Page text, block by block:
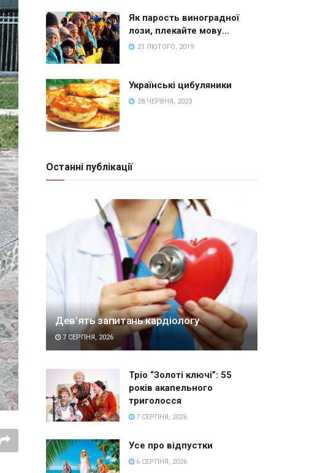
Як парость виноградної
лози, плекайте мову…
21 ЛЮТОГО, 2019
Українські цибуляники
28 ЧЕРВНЯ, 2023
Останні публікації
Дев’ять запитань кардіологу
7 СЕРПНЯ, 2026
Тріо “Золоті ключі”: 55
років акапельного
триголосся
7 СЕРПНЯ, 2026
Усе про відпустки
6 СЕРПНЯ, 2026